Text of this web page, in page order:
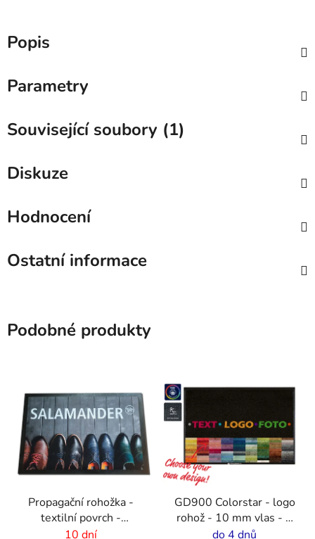
Popis
Parametry
Související soubory (1)
Diskuze
Hodnocení
Ostatní informace
Podobné produkty
Propagační rohožka -
textilní povrch -
75x50cm
10 dní
GD900 Colorstar - logo
rohož - 10 mm vlas - 2
cm gumový okraj
do 4 dnů